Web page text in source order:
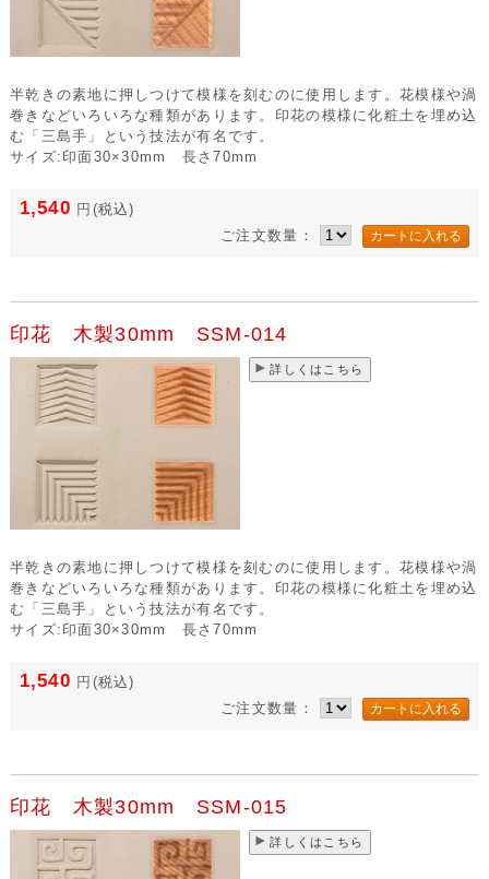
半乾きの素地に押しつけて模様を刻むのに使用します。花模様や渦
巻きなどいろいろな種類があります。印花の模様に化粧土を埋め込
む「三島手」という技法が有名です。
サイズ:印面30×30mm 長さ70mm
1,540 円 (税込)
ご注文数量：
印花 木製30mm SSM-014
詳しくはこちら
半乾きの素地に押しつけて模様を刻むのに使用します。花模様や渦
巻きなどいろいろな種類があります。印花の模様に化粧土を埋め込
む「三島手」という技法が有名です。
サイズ:印面30×30mm 長さ70mm
1,540 円 (税込)
ご注文数量：
印花 木製30mm SSM-015
詳しくはこちら